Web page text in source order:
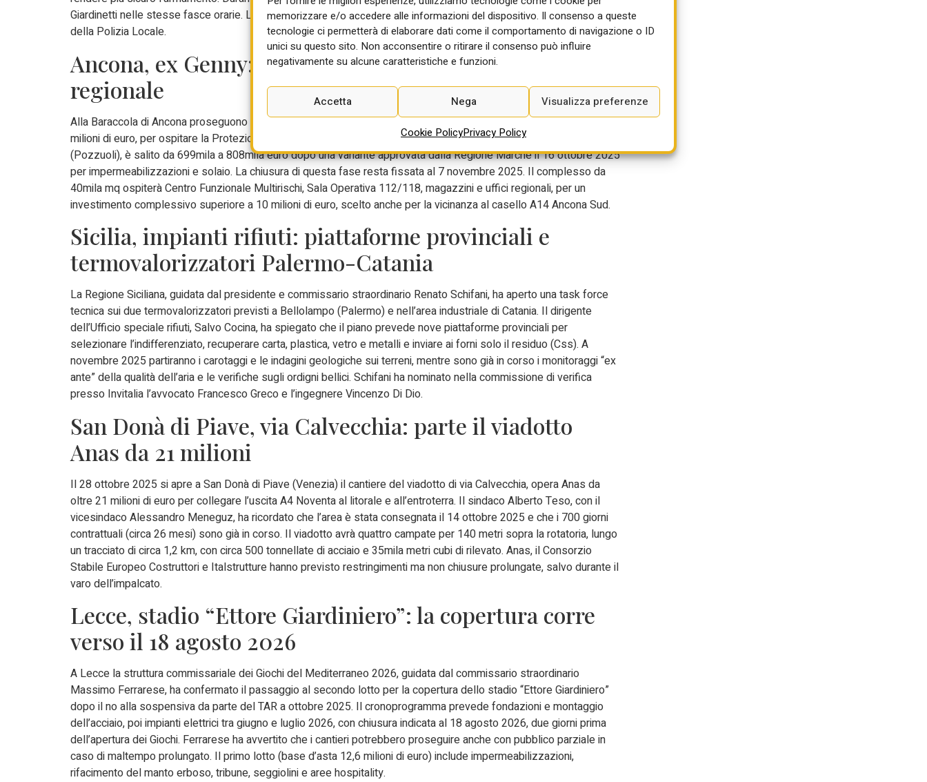
memorizzare e/o accedere alle informazioni del dispositivo. Il consenso a queste
tecnologie ci permetterà di elaborare dati come il comportamento di navigazione o ID
unici su questo sito. Non acconsentire o ritirare il consenso può influire
negativamente su alcune caratteristiche e funzioni.
Accetta Nega Visualizza preferenze
Cookie PolicyPrivacy Policy
Giardinetti nelle stesse fasce orarie. La gestione del traffico sarà manuale, con segnaletica provvisoria e supporto
della Polizia Locale.
Ancona, ex Genny: sede unica della Protezione civile
regionale
Alla Baraccola di Ancona proseguono i lavori nell’ex stabilimento Genny, acquistato dalla Regione Marche per 3,9
milioni di euro, per ospitare la Protezione civile regionale. L’appalto, affidato a Energy Building Management Srl
(Pozzuoli), è salito da 699mila a 808mila euro dopo una variante approvata dalla Regione Marche il 16 ottobre 2025
per impermeabilizzazioni e solaio. La chiusura di questa fase resta fissata al 7 novembre 2025. Il complesso da
40mila mq ospiterà Centro Funzionale Multirischi, Sala Operativa 112/118, magazzini e uffici regionali, per un
investimento complessivo superiore a 10 milioni di euro, scelto anche per la vicinanza al casello A14 Ancona Sud.
Sicilia, impianti rifiuti: piattaforme provinciali e
termovalorizzatori Palermo-Catania
La Regione Siciliana, guidata dal presidente e commissario straordinario Renato Schifani, ha aperto una task force
tecnica sui due termovalorizzatori previsti a Bellolampo (Palermo) e nell’area industriale di Catania. Il dirigente
dell’Ufficio speciale rifiuti, Salvo Cocina, ha spiegato che il piano prevede nove piattaforme provinciali per
selezionare l’indifferenziato, recuperare carta, plastica, vetro e metalli e inviare ai forni solo il residuo (Css). A
novembre 2025 partiranno i carotaggi e le indagini geologiche sui terreni, mentre sono già in corso i monitoraggi “ex
ante” della qualità dell’aria e le verifiche sugli ordigni bellici. Schifani ha nominato nella commissione di verifica
presso Invitalia l’avvocato Francesco Greco e l’ingegnere Vincenzo Di Dio.
San Donà di Piave, via Calvecchia: parte il viadotto
Anas da 21 milioni
Il 28 ottobre 2025 si apre a San Donà di Piave (Venezia) il cantiere del viadotto di via Calvecchia, opera Anas da
oltre 21 milioni di euro per collegare l’uscita A4 Noventa al litorale e all’entroterra. Il sindaco Alberto Teso, con il
vicesindaco Alessandro Meneguz, ha ricordato che l’area è stata consegnata il 14 ottobre 2025 e che i 700 giorni
contrattuali (circa 26 mesi) sono già in corso. Il viadotto avrà quattro campate per 140 metri sopra la rotatoria, lungo
un tracciato di circa 1,2 km, con circa 500 tonnellate di acciaio e 35mila metri cubi di rilevato. Anas, il Consorzio
Stabile Europeo Costruttori e Italstrutture hanno previsto restringimenti ma non chiusure prolungate, salvo durante il
varo dell’impalcato.
Lecce, stadio “Ettore Giardiniero”: la copertura corre
verso il 18 agosto 2026
A Lecce la struttura commissariale dei Giochi del Mediterraneo 2026, guidata dal commissario straordinario
Massimo Ferrarese, ha confermato il passaggio al secondo lotto per la copertura dello stadio “Ettore Giardiniero”
dopo il no alla sospensiva da parte del TAR a ottobre 2025. Il cronoprogramma prevede fondazioni e montaggio
dell’acciaio, poi impianti elettrici tra giugno e luglio 2026, con chiusura indicata al 18 agosto 2026, due giorni prima
dell’apertura dei Giochi. Ferrarese ha avvertito che i cantieri potrebbero proseguire anche con pubblico parziale in
caso di maltempo prolungato. Il primo lotto (base d’asta 12,6 milioni di euro) include impermeabilizzazioni,
rifacimento del manto erboso, tribune, seggiolini e aree hospitality.